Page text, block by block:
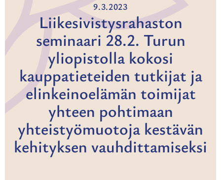
9.3.2023
Liikesivistysrahaston
seminaari 28.2. Turun
yliopistolla kokosi
kauppatieteiden tutkijat ja
elinkeinoelämän toimijat
yhteen pohtimaan
yhteistyömuotoja kestävän
kehityksen vauhdittamiseksi